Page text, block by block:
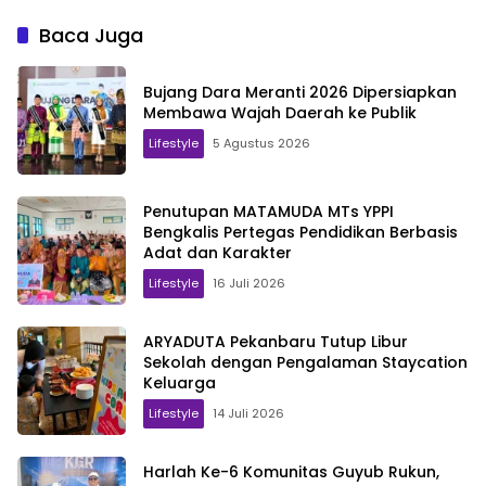
Baca Juga
Bujang Dara Meranti 2026 Dipersiapkan
Membawa Wajah Daerah ke Publik
Lifestyle 5 Agustus 2026
Penutupan MATAMUDA MTs YPPI
Bengkalis Pertegas Pendidikan Berbasis
Adat dan Karakter
Lifestyle 16 Juli 2026
ARYADUTA Pekanbaru Tutup Libur
Sekolah dengan Pengalaman Staycation
Keluarga
Lifestyle 14 Juli 2026
Harlah Ke-6 Komunitas Guyub Rukun,